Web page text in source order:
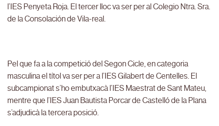
l’IES Penyeta Roja. El tercer lloc va ser per al Colegio Ntra. Sra.
de la Consolación de Vila-real.
Pel que fa a la competició del Segon Cicle, en categoria
masculina el títol va ser per a l’IES Gilabert de Centelles. El
subcampionat s’ho embutxacà l’IES Maestrat de Sant Mateu,
mentre que l’IES Juan Bautista Porcar de Castelló de la Plana
s’adjudicà la tercera posició.